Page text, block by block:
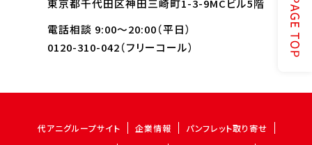
電話相談 9:00～20:00（平日）
0120-310-042（フリーコール）
代アニグループサイト 企業情報
パンフレット取り寄せ